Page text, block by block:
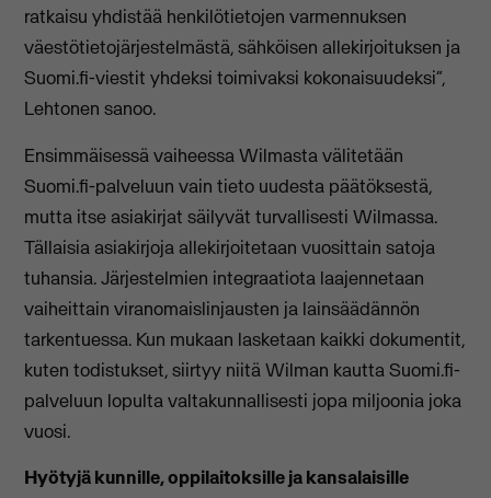
ratkaisu yhdistää henkilötietojen varmennuksen
väestötietojärjestelmästä, sähköisen allekirjoituksen ja
Suomi.fi-viestit yhdeksi toimivaksi kokonaisuudeksi”,
Lehtonen sanoo.
Ensimmäisessä vaiheessa Wilmasta välitetään
Suomi.fi-palveluun vain tieto uudesta päätöksestä,
mutta itse asiakirjat säilyvät turvallisesti Wilmassa.
Tällaisia asiakirjoja allekirjoitetaan vuosittain satoja
tuhansia. Järjestelmien integraatiota laajennetaan
vaiheittain viranomaislinjausten ja lainsäädännön
tarkentuessa. Kun mukaan lasketaan kaikki dokumentit,
kuten todistukset, siirtyy niitä Wilman kautta Suomi.fi-
palveluun lopulta valtakunnallisesti jopa miljoonia joka
vuosi.
Hyötyjä kunnille, oppilaitoksille ja kansalaisille